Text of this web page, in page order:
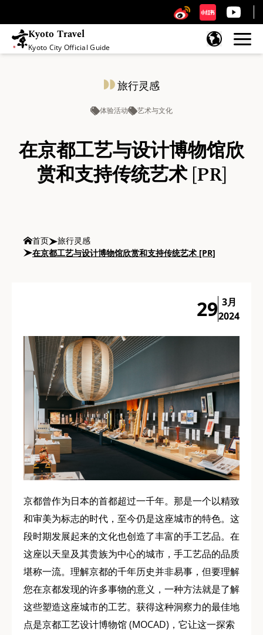
Kyoto Travel
Kyoto City Official Guide
旅行灵感
体验活动 艺术与文化
在京都工艺与设计博物馆欣
赏和支持传统艺术 [PR]
首页
旅行灵感
在京都工艺与设计博物馆欣赏和支持传统艺术 [PR]
29 3月
2024
京都曾作为日本的首都超过一千年。那是一个以精致
和审美为标志的时代，至今仍是这座城市的特色。这
段时期发展起来的文化也创造了丰富的手工艺品。在
这座以天皇及其贵族为中心的城市，手工艺品的品质
堪称一流。理解京都的千年历史并非易事，但要理解
您在京都发现的许多事物的意义，一种方法就是了解
这些塑造这座城市的工艺。获得这种洞察力的最佳地
点是京都工艺设计博物馆 (MOCAD)，它让这一探索